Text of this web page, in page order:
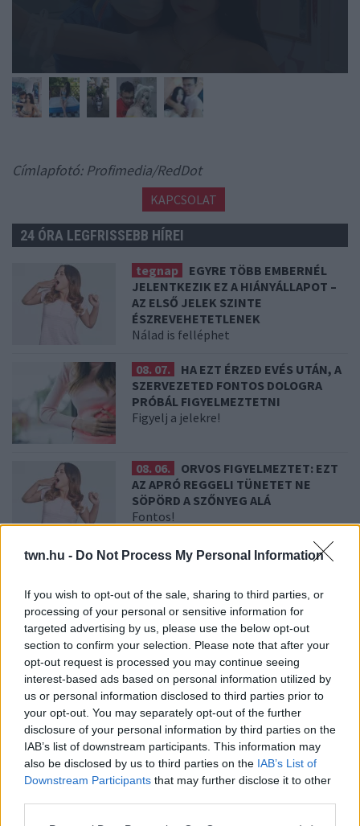
twn.hu - Do Not Process My Personal Information
If you wish to opt-out of the sale, sharing to third parties, or
processing of your personal or sensitive information for
targeted advertising by us, please use the below opt-out
section to confirm your selection. Please note that after your
opt-out request is processed you may continue seeing
interest-based ads based on personal information utilized by
us or personal information disclosed to third parties prior to
your opt-out. You may separately opt-out of the further
disclosure of your personal information by third parties on the
IAB’s list of downstream participants. This information may
also be disclosed by us to third parties on the IAB’s List of
Downstream Participants that may further disclose it to other
Címlapfotó: Profimedia/RedDot
KAPCSOLAT
24 ÓRA LEGFRISSEBB HÍREI
tegnap
EGYRE TÖBB EMBERNÉL
JELENTKEZIK EZ A HIÁNYÁLLAPOT –
AZ ELSŐ JELEK SZINTE
ÉSZREVEHETETLENEK
Nálad is felléphet
08. 07.
HA EZT ÉRZED EVÉS UTÁN, A
SZERVEZETED FONTOS DOLOGRA
PRÓBÁL FIGYELMEZTETNI
Figyelj a jelekre!
08. 06.
ORVOS FIGYELMEZTET: EZT
AZ APRÓ REGGELI TÜNETET NE
SÖPÖRD A SZŐNYEG ALÁ
Fontos!
EZÉRT PÁRÁSODIK BE
A MEGOLDÁS, MINT GONDOLNÁD
Villámgyors megoldás
08. 04.
NEM ECETTEL ÉS NEM SZÓDABIKARBÓNÁVAL:
EZZEL LESZ ÚJRA CSILLOGÓ A VÍZKÖVES CSAP
A legjobb trükk
08. 03.
HA MINDIG EZT A MONDATOT HASZNÁLOD, AZ
RENDKÍVÜL MAGAS ÉRZELMI INTELLIGENCIÁRA UTALHAT
Te szoktad?